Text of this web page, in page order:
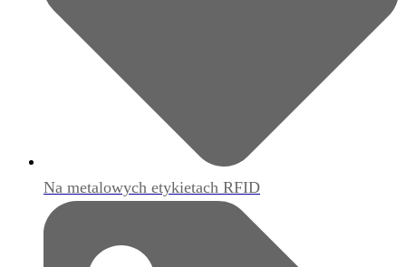
Na metalowych etykietach RFID